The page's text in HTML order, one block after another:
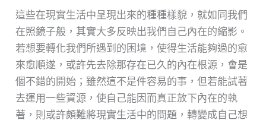
這些在現實生活中呈現出來的種種樣貌，就如同我們
在照鏡子般，其實大多反映出我們自己內在的縮影。
若想要轉化我們所遇到的困境，使得生活能夠過的愈
來愈順遂，或許先去除那存在已久的內在根源，會是
個不錯的開始；雖然這不是件容易的事，但若能試著
去運用一些資源，使自己能因而真正放下內在的執
著，則或許頗難將現實生活中的問題，轉變成自己想